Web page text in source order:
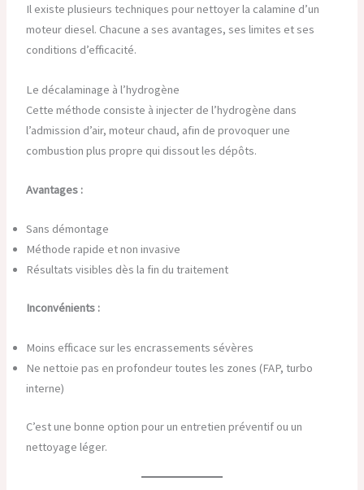
Il existe plusieurs techniques pour nettoyer la calamine d’un
moteur diesel. Chacune a ses avantages, ses limites et ses
conditions d’efficacité.
Le décalaminage à l’hydrogène
Cette méthode consiste à injecter de l’hydrogène dans
l’admission d’air, moteur chaud, afin de provoquer une
combustion plus propre qui dissout les dépôts.
Avantages :
Sans démontage
Méthode rapide et non invasive
Résultats visibles dès la fin du traitement
Inconvénients :
Moins efficace sur les encrassements sévères
Ne nettoie pas en profondeur toutes les zones (FAP, turbo
interne)
C’est une bonne option pour un entretien préventif ou un
nettoyage léger.